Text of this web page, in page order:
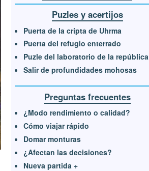
Puzles y acertijos
Puerta de la cripta de Uhrma
Puerta del refugio enterrado
Puzle del laboratorio de la república
Salir de profundidades mohosas
Preguntas frecuentes
¿Modo rendimiento o calidad?
Cómo viajar rápido
Domar monturas
¿Afectan las decisiones?
Nueva partida +